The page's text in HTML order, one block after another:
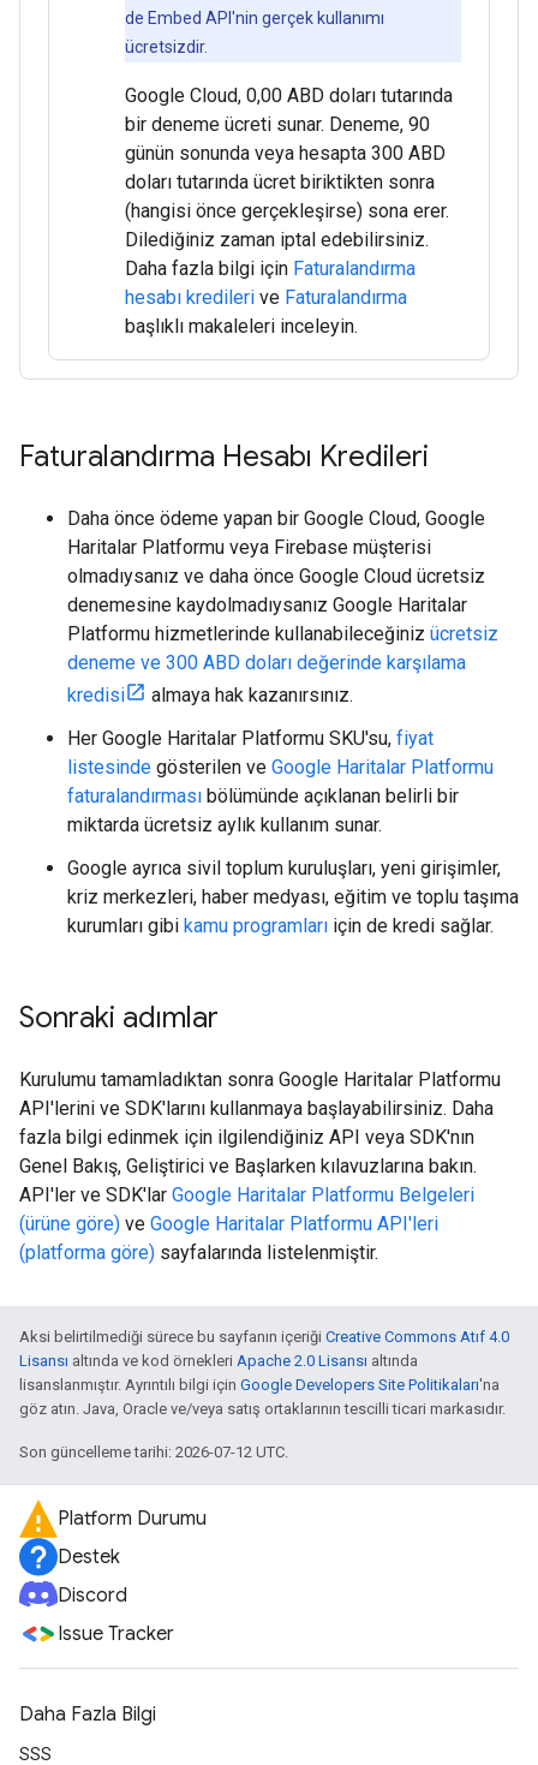
de Embed API'nin gerçek kullanımı
ücretsizdir.
Google Cloud, 0,00 ABD doları tutarında
bir deneme ücreti sunar. Deneme, 90
günün sonunda veya hesapta 300 ABD
doları tutarında ücret biriktikten sonra
(hangisi önce gerçekleşirse) sona erer.
Dilediğiniz zaman iptal edebilirsiniz.
Daha fazla bilgi için Faturalandırma
hesabı kredileri ve Faturalandırma
başlıklı makaleleri inceleyin.
Faturalandırma Hesabı Kredileri
Daha önce ödeme yapan bir Google Cloud, Google
Haritalar Platformu veya Firebase müşterisi
olmadıysanız ve daha önce Google Cloud ücretsiz
denemesine kaydolmadıysanız Google Haritalar
Platformu hizmetlerinde kullanabileceğiniz ücretsiz
deneme ve 300 ABD doları değerinde karşılama
kredisi
almaya hak kazanırsınız.
Her Google Haritalar Platformu SKU'su, fiyat
listesinde gösterilen ve Google Haritalar Platformu
faturalandırması bölümünde açıklanan belirli bir
miktarda ücretsiz aylık kullanım sunar.
Google ayrıca sivil toplum kuruluşları, yeni girişimler,
kriz merkezleri, haber medyası, eğitim ve toplu taşıma
kurumları gibi kamu programları için de kredi sağlar.
Sonraki adımlar
Kurulumu tamamladıktan sonra Google Haritalar Platformu
API'lerini ve SDK'larını kullanmaya başlayabilirsiniz. Daha
fazla bilgi edinmek için ilgilendiğiniz API veya SDK'nın
Genel Bakış, Geliştirici ve Başlarken kılavuzlarına bakın.
API'ler ve SDK'lar Google Haritalar Platformu Belgeleri
(ürüne göre) ve Google Haritalar Platformu API'leri
(platforma göre) sayfalarında listelenmiştir.
Aksi belirtilmediği sürece bu sayfanın içeriği Creative Commons Atıf 4.0
Lisansı altında ve kod örnekleri Apache 2.0 Lisansı altında
lisanslanmıştır. Ayrıntılı bilgi için Google Developers Site Politikaları'na
göz atın. Java, Oracle ve/veya satış ortaklarının tescilli ticari markasıdır.
Son güncelleme tarihi: 2026-07-12 UTC.
Platform Durumu
Destek
Discord
Issue Tracker
Daha Fazla Bilgi
SSS